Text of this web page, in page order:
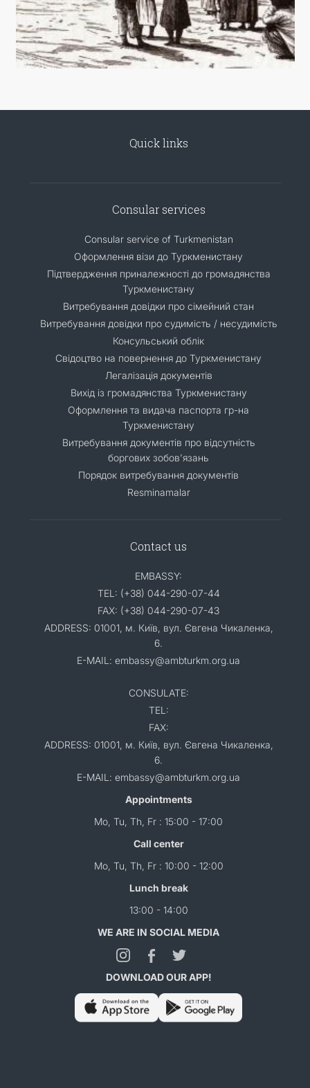
Quick links
Consular services
Consular service of Turkmenistan
Оформлення візи до Туркменистану
Підтвердження приналежності до громадянства
Туркменистану
Витребування довідки про сімейний стан
Витребування довідки про судимість / несудимість
Консульський облік
Свідоцтво на повернення до Туркменистану
Легалізація документів
Вихід із громадянства Туркменистану
Оформлення та видача паспорта гр-на
Туркменистану
Витребування документів про відсутність
боргових зобов'язань
Порядок витребування документів
Resminamalar
Contact us
EMBASSY:
TEL: (+38) 044-290-07-44
FAX: (+38) 044-290-07-43
ADDRESS: 01001, м. Київ, вул. Євгена Чикаленка,
6.
E-MAIL: embassy@ambturkm.org.ua
CONSULATE:
TEL:
FAX:
ADDRESS: 01001, м. Київ, вул. Євгена Чикаленка,
6.
E-MAIL: embassy@ambturkm.org.ua
Appointments
Mo, Tu, Th, Fr : 15:00 - 17:00
Call center
Mo, Tu, Th, Fr : 10:00 - 12:00
Lunch break
13:00 - 14:00
WE ARE IN SOCIAL MEDIA
DOWNLOAD OUR APP!